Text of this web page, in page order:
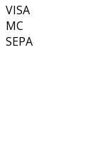
VISA
MC
SEPA